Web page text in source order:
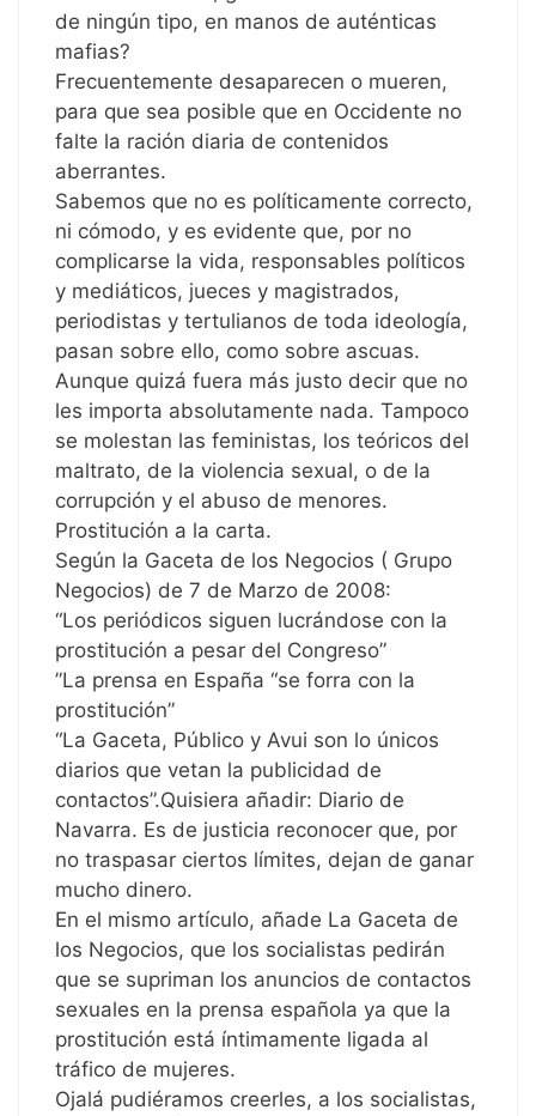
de ningún tipo, en manos de auténticas
mafias?
Frecuentemente desaparecen o mueren,
para que sea posible que en Occidente no
falte la ración diaria de contenidos
aberrantes.
Sabemos que no es políticamente correcto,
ni cómodo, y es evidente que, por no
complicarse la vida, responsables políticos
y mediáticos, jueces y magistrados,
periodistas y tertulianos de toda ideología,
pasan sobre ello, como sobre ascuas.
Aunque quizá fuera más justo decir que no
les importa absolutamente nada. Tampoco
se molestan las feministas, los teóricos del
maltrato, de la violencia sexual, o de la
corrupción y el abuso de menores.
Prostitución a la carta.
Según la Gaceta de los Negocios ( Grupo
Negocios) de 7 de Marzo de 2008:
“Los periódicos siguen lucrándose con la
prostitución a pesar del Congreso”
”La prensa en España “se forra con la
prostitución”
“La Gaceta, Público y Avui son lo únicos
diarios que vetan la publicidad de
contactos”.Quisiera añadir: Diario de
Navarra. Es de justicia reconocer que, por
no traspasar ciertos límites, dejan de ganar
mucho dinero.
En el mismo artículo, añade La Gaceta de
los Negocios, que los socialistas pedirán
que se supriman los anuncios de contactos
sexuales en la prensa española ya que la
prostitución está íntimamente ligada al
tráfico de mujeres.
Ojalá pudiéramos creerles, a los socialistas,